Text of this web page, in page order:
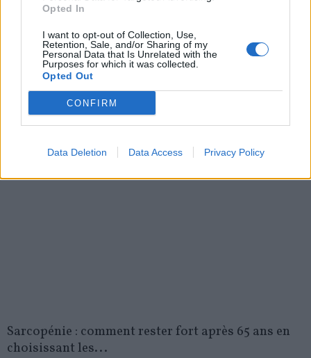
Opted In
I want to opt-out of Collection, Use,
Retention, Sale, and/or Sharing of my
Personal Data that Is Unrelated with the
Purposes for which it was collected.
Opted Out
CONFIRM
Data Deletion Data Access Privacy Policy
Pourquoi vacciner les enfants de 5 à 11 ans ?
9 décembre 2021
My Favorites
Sarcopénie : comment rester fort après 65 ans en
choisissant les...